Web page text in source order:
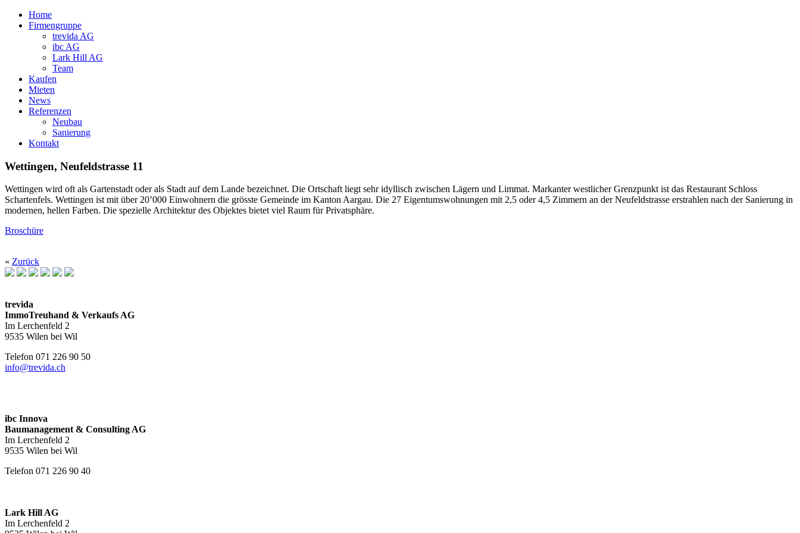
Home
Firmengruppe
trevida AG
ibc AG
Lark Hill AG
Team
Kaufen
Mieten
News
Referenzen
Neubau
Sanierung
Kontakt
Wettingen, Neufeldstrasse 11
Wettingen wird oft als Gartenstadt oder als Stadt auf dem Lande bezeichnet. Die Ortschaft liegt sehr idyllisch zwischen Lägern und Limmat. Markanter westlicher Grenzpunkt ist das Restaurant Schloss
Schartenfels. Wettingen ist mit über 20’000 Einwohnern die grösste Gemeinde im Kanton Aargau. Die 27 Eigentumswohnungen mit 2,5 oder 4,5 Zimmern an der Neufeldstrasse erstrahlen nach der Sanierung in
modernen, hellen Farben. Die spezielle Architektur des Objektes bietet viel Raum für Privatsphäre.
Broschüre
« Zurück
trevida
ImmoTreuhand & Verkaufs AG
Im Lerchenfeld 2
9535 Wilen bei Wil
Telefon 071 226 90 50
info@trevida.ch
ibc Innova
Baumanagement & Consulting AG
Im Lerchenfeld 2
9535 Wilen bei Wil
Telefon 071 226 90 40
Lark Hill AG
Im Lerchenfeld 2